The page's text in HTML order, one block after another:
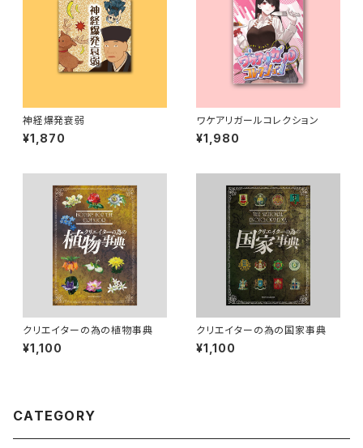
神経爆発衰弱
¥1,870
ワケアリガールコレクション
¥1,980
クリエイターの為の植物事典
¥1,100
クリエイターの為の国家事典
¥1,100
CATEGORY